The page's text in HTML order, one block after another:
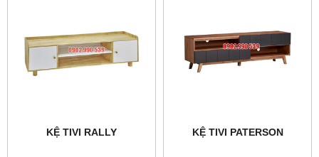
KỆ TIVI RALLY KỆ TIVI PATERSON